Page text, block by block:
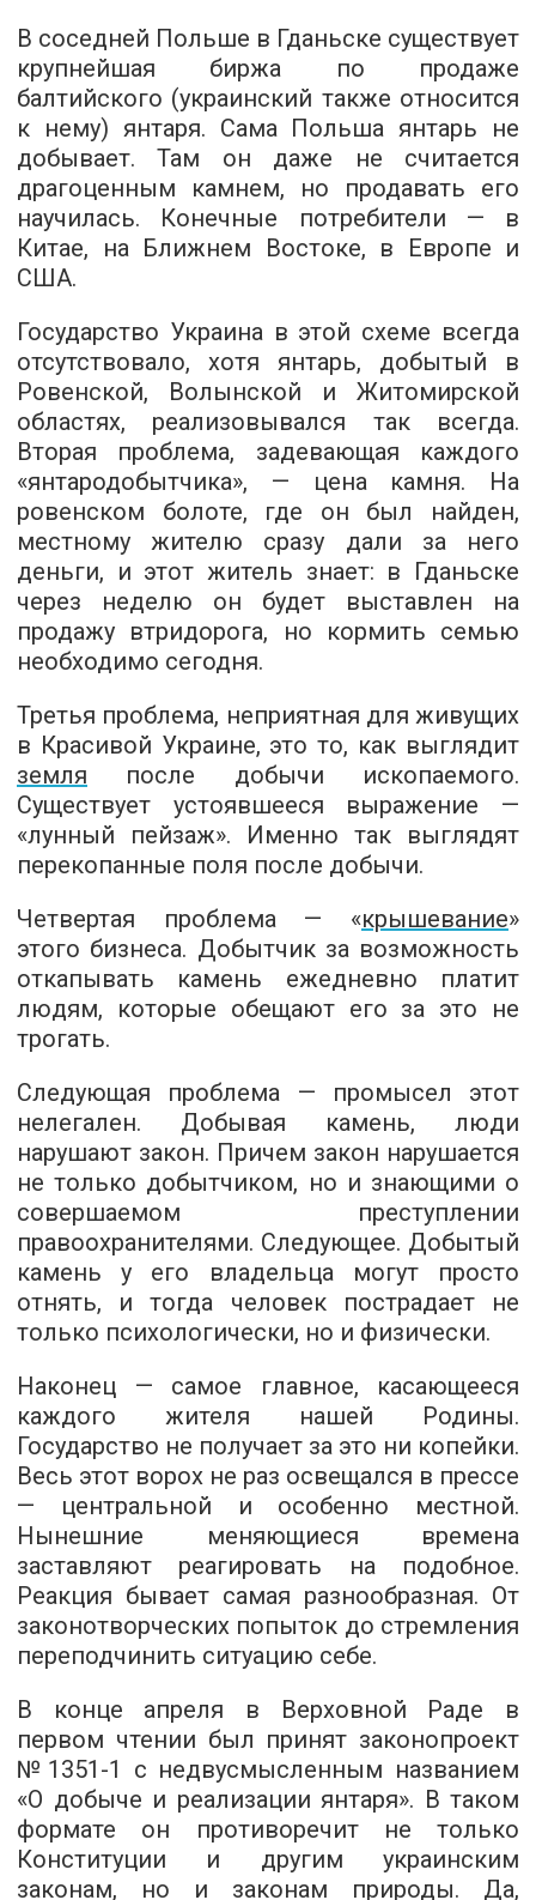
В соседней Польше в Гданьске существует
крупнейшая биржа по продаже
балтийского (украинский также относится
к нему) янтаря. Сама Польша янтарь не
добывает. Там он даже не считается
драгоценным камнем, но продавать его
научилась. Конечные потребители — в
Китае, на Ближнем Востоке, в Европе и
США.
Государство Украина в этой схеме всегда
отсутствовало, хотя янтарь, добытый в
Ровенской, Волынской и Житомирской
областях, реализовывался так всегда.
Вторая проблема, задевающая каждого
«янтародобытчика», — цена камня. На
ровенском болоте, где он был найден,
местному жителю сразу дали за него
деньги, и этот житель знает: в Гданьске
через неделю он будет выставлен на
продажу втридорога, но кормить семью
необходимо сегодня.
Третья проблема, неприятная для живущих
в Красивой Украине, это то, как выглядит
земля после добычи ископаемого.
Существует устоявшееся выражение —
«лунный пейзаж». Именно так выглядят
перекопанные поля после добычи.
Четвертая проблема — «крышевание»
этого бизнеса. Добытчик за возможность
откапывать камень ежедневно платит
людям, которые обещают его за это не
трогать.
Следующая проблема — промысел этот
нелегален. Добывая камень, люди
нарушают закон. Причем закон нарушается
не только добытчиком, но и знающими о
совершаемом преступлении
правоохранителями. Следующее. Добытый
камень у его владельца могут просто
отнять, и тогда человек пострадает не
только психологически, но и физически.
Наконец — самое главное, касающееся
каждого жителя нашей Родины.
Государство не получает за это ни копейки.
Весь этот ворох не раз освещался в прессе
— центральной и особенно местной.
Нынешние меняющиеся времена
заставляют реагировать на подобное.
Реакция бывает самая разнообразная. От
законотворческих попыток до стремления
переподчинить ситуацию себе.
В конце апреля в Верховной Раде в
первом чтении был принят законопроект
№1351-1
с недвусмысленным названием
«О добыче и реализации янтаря». В таком
формате он противоречит не только
Конституции и другим украинским
законам, но и законам природы. Да,